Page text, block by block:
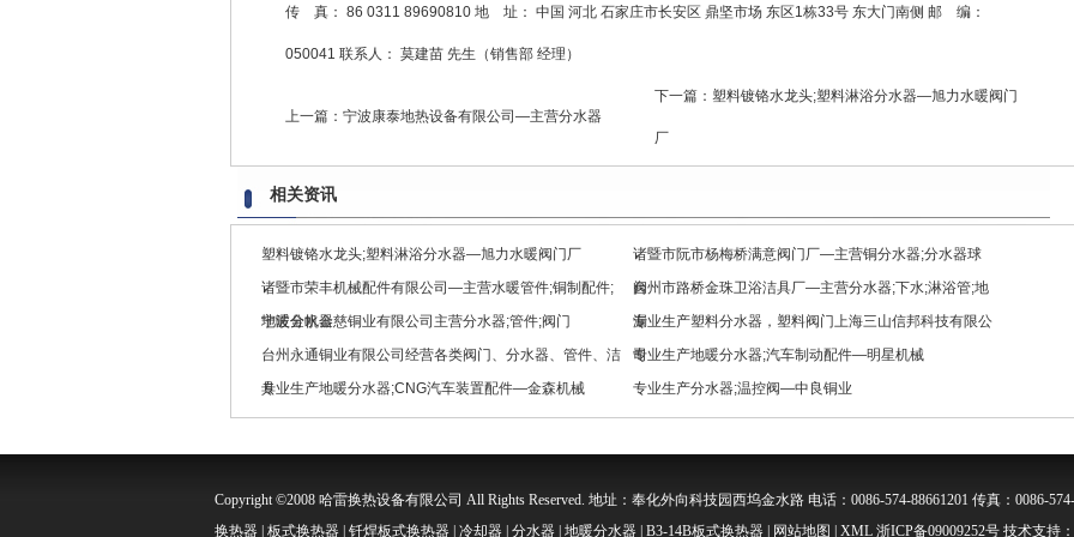
传 真： 86 0311 89690810 地 址： 中国 河北 石家庄市长安区 鼎坚市场 东区1栋33号 东大门南侧 邮 编：
050041 联系人： 莫建苗 先生（销售部 经理）
上一篇： 宁波康泰地热设备有限公司—主营分水器
下一篇： 塑料镀铬水龙头;塑料淋浴分水器—旭力水暖阀门
厂
相关资讯
塑料镀铬水龙头;塑料淋浴分水器—旭力水暖阀门厂
诸暨市阮市杨梅桥满意阀门厂—主营铜分水器;分水器球
阀
诸暨市荣丰机械配件有限公司—主营水暖管件;铜制配件;
地暖分水器
台州市路桥金珠卫浴洁具厂—主营分水器;下水;淋浴管;地
漏
宁波金帆金慈铜业有限公司主营分水器;管件;阀门
专业生产塑料分水器，塑料阀门上海三山信邦科技有限公
司
台州永通铜业有限公司经营各类阀门、分水器、管件、洁
具
专业生产地暖分水器;汽车制动配件—明星机械
专业生产地暖分水器;CNG汽车装置配件—金森机械
专业生产分水器;温控阀—中良铜业
Copyright ©2008 哈雷换热设备有限公司 All Rights Reserved. 地址：奉化外向科技园西坞金水路 电话：0086-574-88661201 传真：0086-
换热器 | 板式换热器 | 钎焊板式换热器 | 冷却器 | 分水器 | 地暖分水器 | B3-14B板式换热器 |
网站地图 XML 浙ICP备09009252号 技术支持